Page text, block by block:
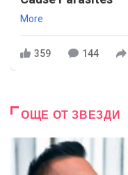
More
359 144
ОЩЕ ОТ ЗВЕЗДИ